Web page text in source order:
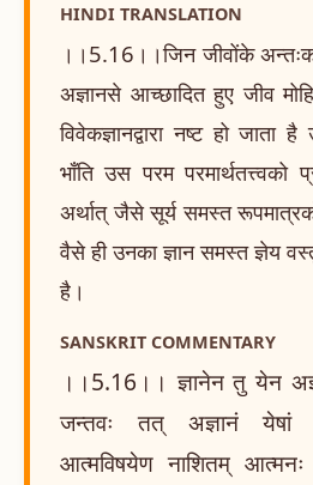
HINDI TRANSLATION
।।5.16।।जिन जीवोंके
अज्ञानसे आच्छादित हुए जीव
विवेकज्ञानद्वारा नष्ट हो जाता
भाँति उस परम
अर्थात् जैसे सूर्य समस्त
वैसे ही उनका ज्ञान समस्त ज्ञेय
है।
SANSKRIT COMMENTARY
।।5.16।। ज्ञानेन तु येन
जन्तवः तत् अज्ञानं येषां
आत्मविषयेण नाशितम्